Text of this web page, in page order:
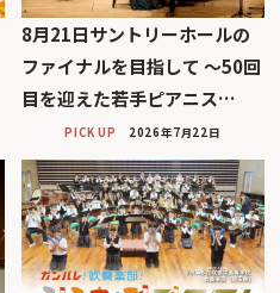
8月21日サントリーホールの
ファイナルを目指して 〜50回
目を迎えた若手ピアニス…
PICK UP 2026年7月22日